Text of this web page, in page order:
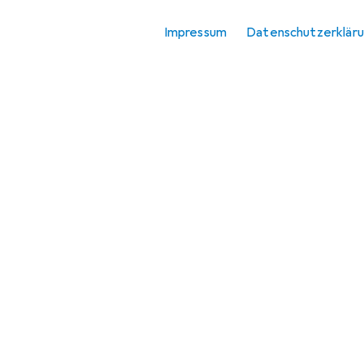
Impressum